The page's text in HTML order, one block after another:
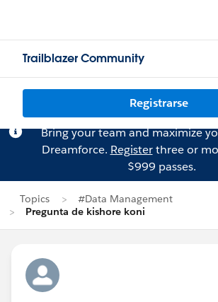
Trailblazer Community
Registrarse
Bring your team and maximize
Dreamforce. Registerthree or
$999 passes.
Topics
#Data Management
Pregunta de kishore koni